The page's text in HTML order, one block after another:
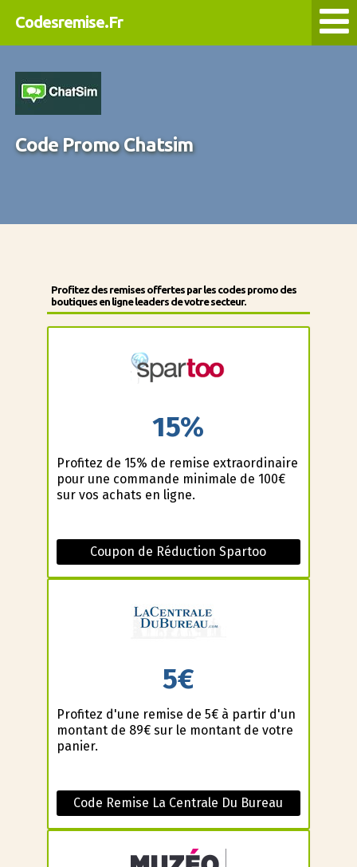
Codesremise.Fr
Code Promo Chatsim
Profitez des remises offertes par les codes promo des
boutiques en ligne leaders de votre secteur.
15%
Profitez de 15% de remise extraordinaire
pour une commande minimale de 100€
sur vos achats en ligne.
Coupon de Réduction Spartoo
5€
Profitez d'une remise de 5€ à partir d'un
montant de 89€ sur le montant de votre
panier.
Code Remise La Centrale Du Bureau